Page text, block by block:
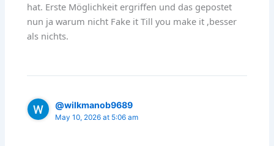
hat. Erste Möglichkeit ergriffen und das gepostet
nun ja warum nicht Fake it Till you make it ,besser
als nichts.
@wilkmanob9689
May 10, 2026 at 5:06 am